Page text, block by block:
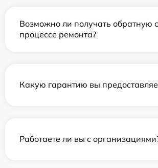
Возможно ли получать обратную
процессе ремонта?
Какую гарантию вы
Работаете ли вы с